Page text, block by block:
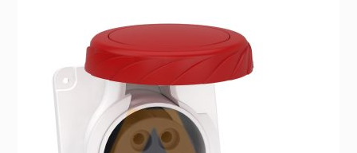
₺ 1.661,00.fiyat: